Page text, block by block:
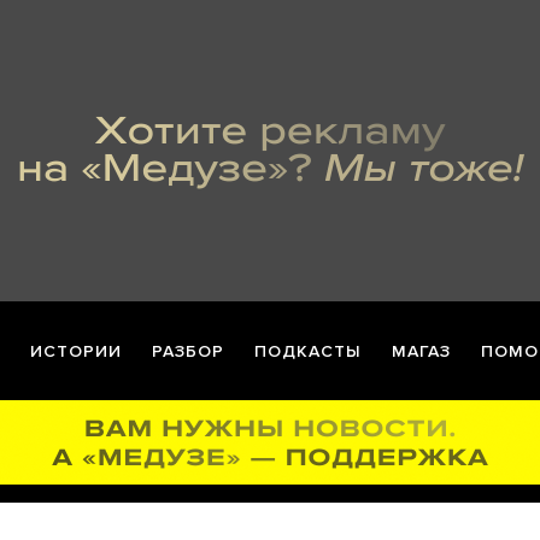
ИСТОРИИ РАЗБОР ПОДКАСТЫ МАГАЗ